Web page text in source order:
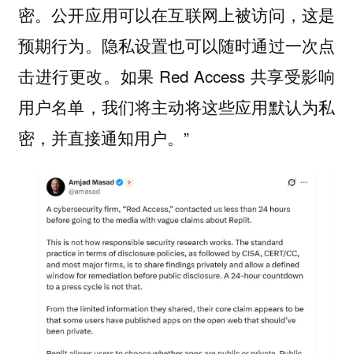
密。公开应用可以在互联网上被访问，这是
预期行为。隐私设置也可以随时通过一次点
击进行更改。如果 Red Access 共享受影响
用户名单，我们将主动将这些应用默认为私
密，并直接通知用户。”